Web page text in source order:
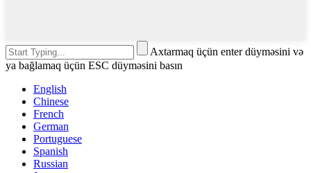
Axtarmaq üçün enter düyməsini və
ya bağlamaq üçün ESC düyməsini basın
English
Chinese
French
German
Portuguese
Spanish
Russian